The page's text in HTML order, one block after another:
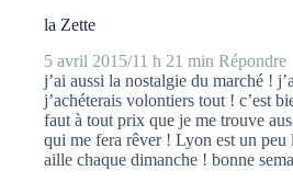
la Zette
5 avril 2015/11 h 21 min Répondre
j’ai aussi la nostalgie du marché !
j’achéterais volontiers tout ! c’est
faut à tout prix que je me trouve
qui me fera rêver ! Lyon est un peu
aille chaque dimanche ! bonne